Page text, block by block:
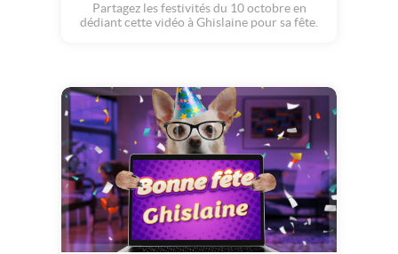
Partagez les festivités du 10 octobre en
dédiant cette vidéo à Ghislaine pour sa fête.